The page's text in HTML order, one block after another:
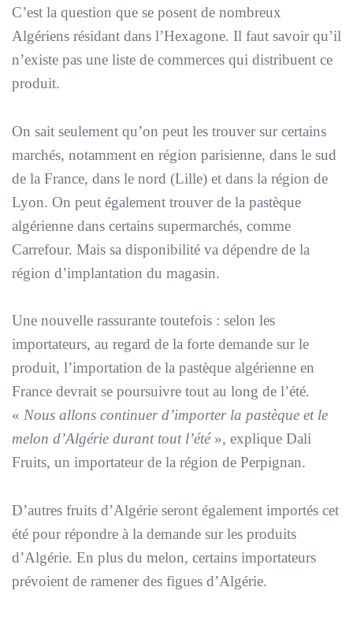
C’est la question que se posent de nombreux
Algériens résidant dans l’Hexagone. Il faut savoir qu’il
n’existe pas une liste de commerces qui distribuent ce
produit.
On sait seulement qu’on peut les trouver sur certains
marchés, notamment en région parisienne, dans le sud
de la France, dans le nord (Lille) et dans la région de
Lyon. On peut également trouver de la pastèque
algérienne dans certains supermarchés, comme
Carrefour. Mais sa disponibilité va dépendre de la
région d’implantation du magasin.
Une nouvelle rassurante toutefois : selon les
importateurs, au regard de la forte demande sur le
produit, l’importation de la pastèque algérienne en
France devrait se poursuivre tout au long de l’été.
« Nous allons continuer d’importer la pastèque et le
melon d’Algérie durant tout l’été », explique Dali
Fruits, un importateur de la région de Perpignan.
D’autres fruits d’Algérie seront également importés cet
été pour répondre à la demande sur les produits
d’Algérie. En plus du melon, certains importateurs
prévoient de ramener des figues d’Algérie.